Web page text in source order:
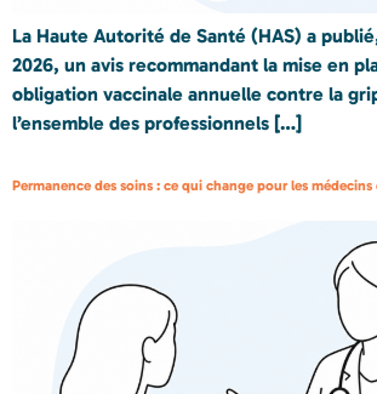
La Haute Autorité de Santé (HAS) a
2026, un avis recommandant la mise en
obligation vaccinale annuelle contre la
l’ensemble des professionnels […]
Permanence des soins : ce qui change pour les